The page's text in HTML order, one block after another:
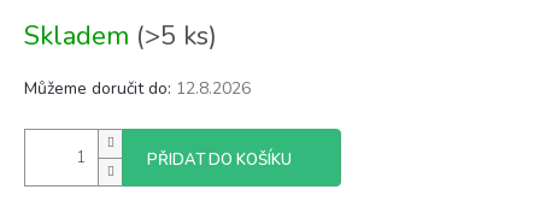
cena:
Skladem (>5 ks)
Můžeme doručit do: 12.8.2026
PŘIDAT DO KOŠÍKU